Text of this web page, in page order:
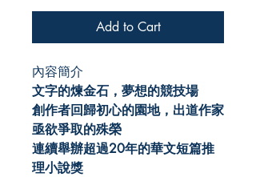
Add to Cart
內容簡介
文字的煉金石，夢想的競技場
創作者回歸初心的園地，出道作家
亟欲爭取的殊榮
連續舉辦超過20年的華文短篇推
理小說獎